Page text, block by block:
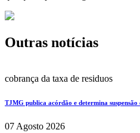
Outras notícias
cobrança da taxa de residuos
TJMG publica acórdão e determina
07 Agosto 2026